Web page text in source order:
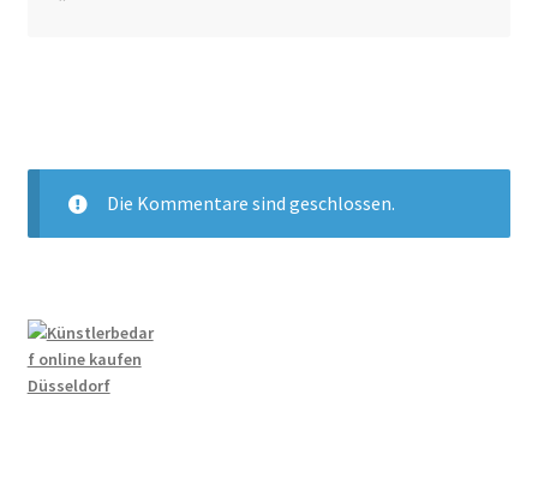
Die Kommentare sind geschlossen.